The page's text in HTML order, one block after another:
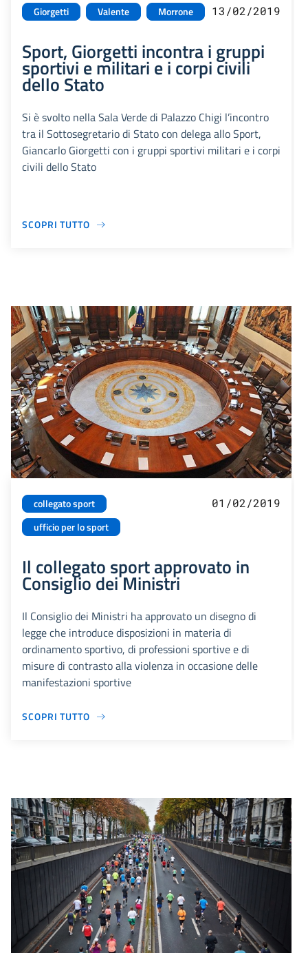
Giorgetti Valente Morrone 13/02/2019
Sport, Giorgetti incontra i gruppi
sportivi e militari e i corpi civili
dello Stato
Si è svolto nella Sala Verde di Palazzo Chigi l’incontro
tra il Sottosegretario di Stato con delega allo Sport,
Giancarlo Giorgetti con i gruppi sportivi militari e i corpi
civili dello Stato
SCOPRI TUTTO
collegato sport
ufficio per lo sport
01/02/2019
Il collegato sport approvato in
Consiglio dei Ministri
Il Consiglio dei Ministri ha approvato un disegno di
legge che introduce disposizioni in materia di
ordinamento sportivo, di professioni sportive e di
misure di contrasto alla violenza in occasione delle
manifestazioni sportive
SCOPRI TUTTO